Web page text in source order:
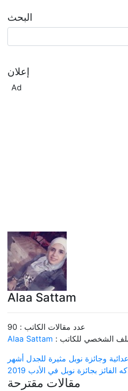
البحث
إعلان
Ad
Alaa Sattam
عدد مقالات الكاتب : 90
الشخصي للكاتب : Alaa Sattam
وجائزة نوبل مثيرة للجدل أشهر
بجائزة نوبل في الأدب 2019
مقالات مقترحة